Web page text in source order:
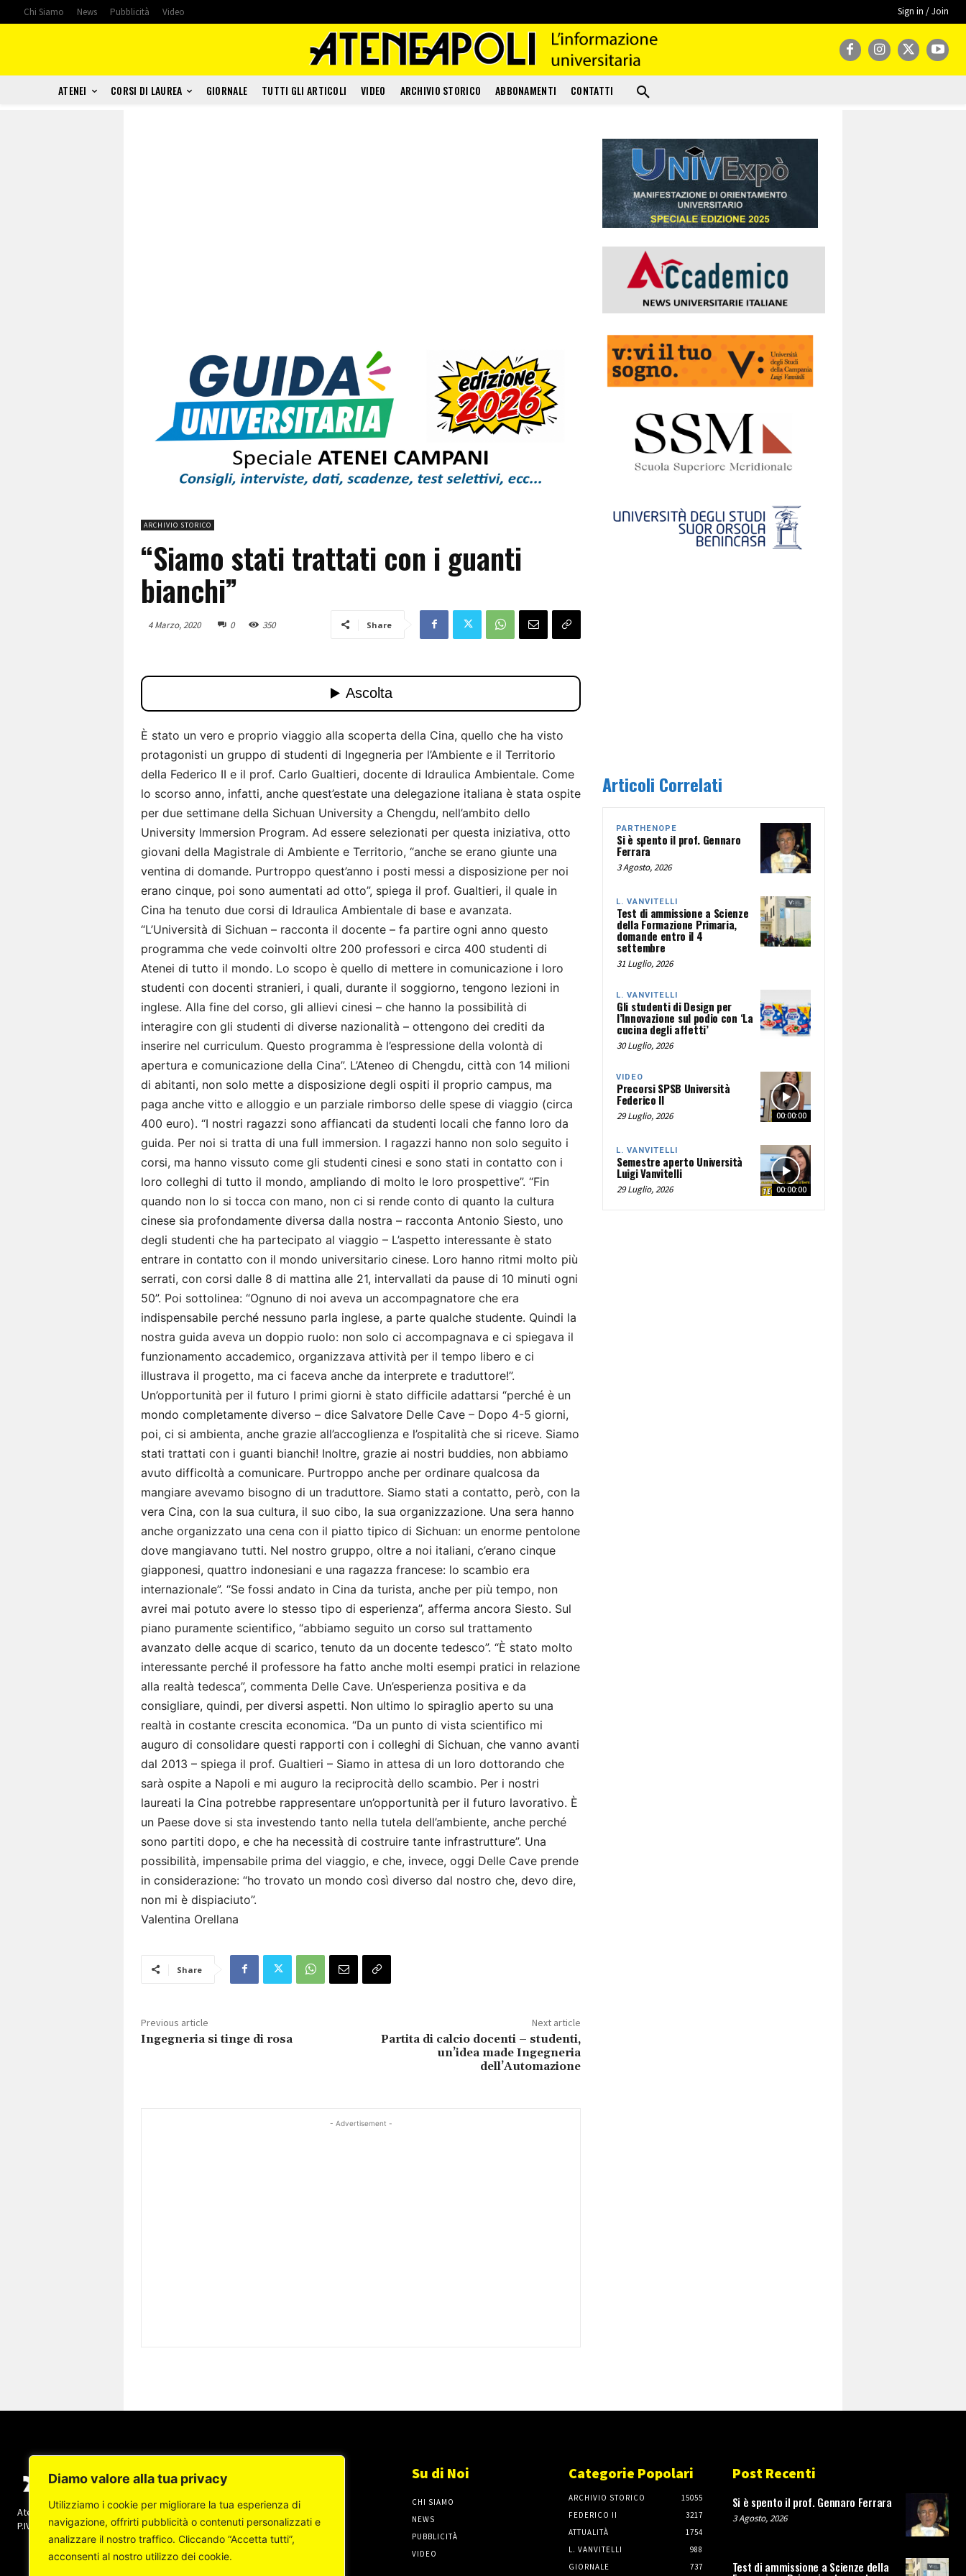
Diamo valore alla tua privacy
Utilizziamo i cookie per migliorare la tua esperienza di
navigazione, offrirti pubblicità o contenuti personalizzati e
analizzare il nostro traffico. Cliccando “Accetta tutti”,
acconsenti al nostro utilizzo dei cookie.
Chi Siamo News Pubblicità Video Sign in / Join
ATENEI CORSI DI LAUREA GIORNALE TUTTI GLI ARTICOLI VIDEO ARCHIVIO STORICO ABBONAMENTI CONTATTI
ARCHIVIO STORICO
“Siamo stati trattati con i guanti
bianchi”
4 Marzo, 2020 0 350 Share
È stato un vero e proprio viaggio alla scoperta della Cina, quello che ha visto
protagonisti un gruppo di studenti di Ingegneria per l’Ambiente e il Territorio
della Federico II e il prof. Carlo Gualtieri, docente di Idraulica Ambientale. Come
lo scorso anno, infatti, anche quest’estate una delegazione italiana è stata ospite
per due settimane della Sichuan University a Chengdu, nell’ambito dello
University Immersion Program. Ad essere selezionati per questa iniziativa, otto
giovani della Magistrale di Ambiente e Territorio, “anche se erano giunte una
ventina di domande. Purtroppo quest’anno i posti messi a disposizione per noi
erano cinque, poi sono aumentati ad otto”, spiega il prof. Gualtieri, il quale in
Cina ha tenuto due corsi di Idraulica Ambientale di base e avanzata.
“L’Università di Sichuan – racconta il docente – fa partire ogni anno questo
programma che vede coinvolti oltre 200 professori e circa 400 studenti di
Atenei di tutto il mondo. Lo scopo è quello di mettere in comunicazione i loro
studenti con docenti stranieri, i quali, durante il soggiorno, tengono lezioni in
inglese. Alla fine del corso, gli allievi cinesi – che hanno la possibilità di
interagire con gli studenti di diverse nazionalità – ottengono dei crediti da
inserire nel curriculum. Questo programma è l’espressione della volontà di
apertura e comunicazione della Cina”. L’Ateneo di Chengdu, città con 14 milioni
di abitanti, non solo mette a disposizione degli ospiti il proprio campus, ma
paga anche vitto e alloggio e un parziale rimborso delle spese di viaggio (circa
400 euro). “I nostri ragazzi sono affiancati da studenti locali che fanno loro da
guida. Per noi si tratta di una full immersion. I ragazzi hanno non solo seguito i
corsi, ma hanno vissuto come gli studenti cinesi e sono stati in contatto con i
loro colleghi di tutto il mondo, ampliando di molto le loro prospettive”. “Fin
quando non lo si tocca con mano, non ci si rende conto di quanto la cultura
cinese sia profondamente diversa dalla nostra – racconta Antonio Siesto, uno
degli studenti che ha partecipato al viaggio – L’aspetto interessante è stato
entrare in contatto con il mondo universitario cinese. Loro hanno ritmi molto più
serrati, con corsi dalle 8 di mattina alle 21, intervallati da pause di 10 minuti ogni
50”. Poi sottolinea: “Ognuno di noi aveva un accompagnatore che era
indispensabile perché nessuno parla inglese, a parte qualche studente. Quindi la
nostra guida aveva un doppio ruolo: non solo ci accompagnava e ci spiegava il
funzionamento accademico, organizzava attività per il tempo libero e ci
illustrava il progetto, ma ci faceva anche da interprete e traduttore!”.
Un’opportunità per il futuro I primi giorni è stato difficile adattarsi “perché è un
mondo completamente diverso – dice Salvatore Delle Cave – Dopo 4-5 giorni,
poi, ci si ambienta, anche grazie all’accoglienza e l’ospitalità che si riceve. Siamo
stati trattati con i guanti bianchi! Inoltre, grazie ai nostri buddies, non abbiamo
avuto difficoltà a comunicare. Purtroppo anche per ordinare qualcosa da
mangiare avevamo bisogno di un traduttore. Siamo stati a contatto, però, con la
vera Cina, con la sua cultura, il suo cibo, la sua organizzazione. Una sera hanno
anche organizzato una cena con il piatto tipico di Sichuan: un enorme pentolone
dove mangiavano tutti. Nel nostro gruppo, oltre a noi italiani, c’erano cinque
giapponesi, quattro indonesiani e una ragazza francese: lo scambio era
internazionale”. “Se fossi andato in Cina da turista, anche per più tempo, non
avrei mai potuto avere lo stesso tipo di esperienza”, afferma ancora Siesto. Sul
piano puramente scientifico, “abbiamo seguito un corso sul trattamento
avanzato delle acque di scarico, tenuto da un docente tedesco”. “È stato molto
interessante perché il professore ha fatto anche molti esempi pratici in relazione
alla realtà tedesca”, commenta Delle Cave. Un’esperienza positiva e da
consigliare, quindi, per diversi aspetti. Non ultimo lo spiraglio aperto su una
realtà in costante crescita economica. “Da un punto di vista scientifico mi
auguro di consolidare questi rapporti con i colleghi di Sichuan, che vanno avanti
dal 2013 – spiega il prof. Gualtieri – Siamo in attesa di un loro dottorando che
sarà ospite a Napoli e mi auguro la reciprocità dello scambio. Per i nostri
laureati la Cina potrebbe rappresentare un’opportunità per il futuro lavorativo. È
un Paese dove si sta investendo tanto nella tutela dell’ambiente, anche perché
sono partiti dopo, e che ha necessità di costruire tante infrastrutture”. Una
possibilità, impensabile prima del viaggio, e che, invece, oggi Delle Cave prende
in considerazione: “ho trovato un mondo così diverso dal nostro che, devo dire,
non mi è dispiaciuto”.
Valentina Orellana
Share
Previous article
Ingegneria si tinge di rosa
Next article
Partita di calcio docenti – studenti,
un’idea made Ingegneria
dell’Automazione
- Advertisement -
Articoli Correlati
PARTHENOPE
Si è spento il prof. Gennaro
Ferrara
3 Agosto, 2026
L. VANVITELLI
Test di ammissione a Scienze
della Formazione Primaria,
domande entro il 4
settembre
31 Luglio, 2026
L. VANVITELLI
Gli studenti di Design per
l’Innovazione sul podio con ‘La
cucina degli affetti’
30 Luglio, 2026
00:00:00
VIDEO
Precorsi SPSB Università
Federico II
29 Luglio, 2026
00:00:00
L. VANVITELLI
Semestre aperto Università
Luigi Vanvitelli
29 Luglio, 2026
Ateneapoli s.r.l. (socio unico) - Copyright © 2022 -
P.IVA: 07237140632 Tutti i diritti sono riservati
Su di Noi
CHI SIAMO
NEWS
PUBBLICITÀ
VIDEO
Categorie Popolari
ARCHIVIO STORICO
15055
FEDERICO II
3217
ATTUALITÀ
1754
L. VANVITELLI
988
GIORNALE
737
Post Recenti
Si è spento il prof. Gennaro Ferrara
3 Agosto, 2026
Test di ammissione a Scienze della